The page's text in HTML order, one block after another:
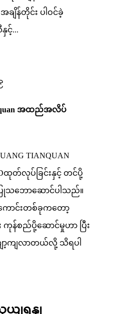
အချိန်တိုင်း ပါဝင်ခဲ့
င့်...
အထည်အလိပ်
TIANQUAN
ထုတ်လုပ်ခြင်းနှင့် တင်ပို့
ြုသဘောဆောင်ပါသည်။
ာင်းတစ်ခုကတော့
ကုန်စည်ပို့ဆောင်မှုဟာ ပြီး
ကျလာတယ်လို့ သိရပါ
ျရနျ